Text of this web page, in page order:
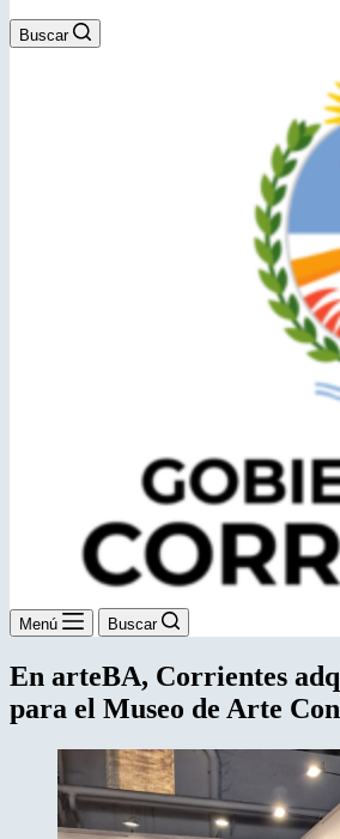
Buscar
Menú Buscar
En arteBA, Corrientes
para el Museo de Arte